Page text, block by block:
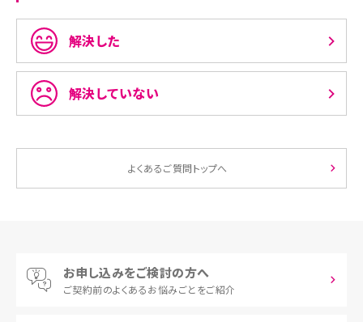
解決した
解決していない
よくあるご質問トップへ
お申し込みをご検討の方へ
ご契約前のよくあるお悩みごとをご紹介